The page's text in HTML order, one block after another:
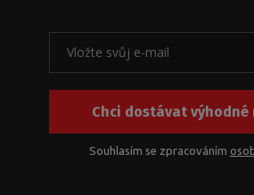
Chci dostávat výhodné
Souhlasím se zpracováním